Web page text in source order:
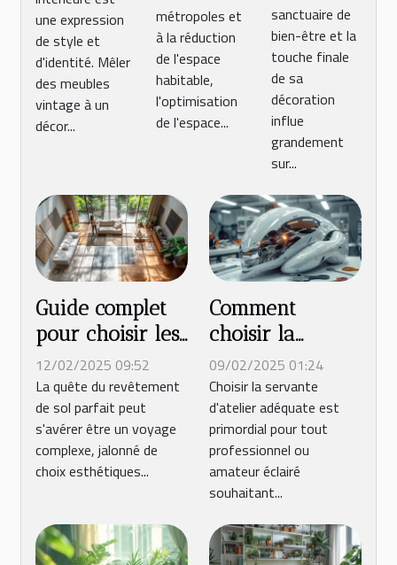
dans une
décoration
moderne
une expression
de style et
d'identité. Mêler
des meubles
vintage à un
décor...
urbains
métropoles et
à la réduction
de l'espace
habitable,
l'optimisation
de l'espace...
pour
votre
salle de
bain
sanctuaire de
bien-être et la
touche finale
de sa
décoration
influe
grandement
sur...
Guide complet
pour choisir les
meilleurs
revêtements de
sol pour votre
maison
12/02/2025 09:52
La quête du revêtement
de sol parfait peut
s'avérer être un voyage
complexe, jalonné de
choix esthétiques...
Comment
choisir la
meilleure
servante pour
organiser un
atelier en 2025
09/02/2025 01:24
Choisir la servante
d'atelier adéquate est
primordial pour tout
professionnel ou
amateur éclairé
souhaitant...